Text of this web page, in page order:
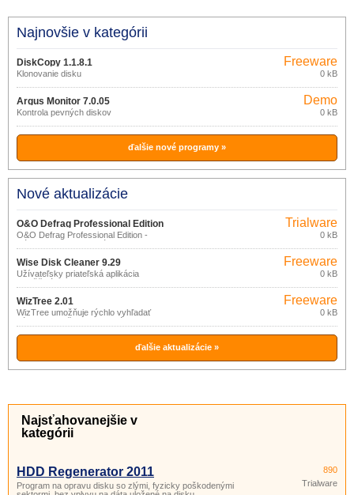
Najnovšie v kategórii
DiskCopy 1.1.8.1
Klonovanie disku
Freeware
0 kB
Argus Monitor 7.0.05
Kontrola pevných diskov
Demo
0 kB
ďalšie nové programy »
Nové aktualizácie
O&O Defrag Professional Edition
23.0.3080
O&O Defrag Professional Edition -
Nástroj na defragmentáciu desktopov
pre Windows! O&O Defrag Professional
Edition pre pracovné stanice s Windows,
vám umožní dosiahnutie a udržanie
najvyššieho stupňa výkonu vášho
systému.
Trialware
0 kB
Wise Disk Cleaner 9.29
Užívateľsky priateľská aplikácia
umožňujúca na disku vyhľadať a
odstrániť rôzne dočasné a nepotrebné
súbory zaberajúce miesto a spomaľujúce
chod vášho počítača.
Freeware
0 kB
WizTree 2.01
WizTree umožňuje rýchlo vyhľadať
súbory a priečinky zaberajúce najviac
miesta na disku.
Freeware
0 kB
ďalšie aktualizácie »
Najsťahovanejšie v
kategórii
HDD Regenerator 2011
Program na opravu disku so zlými, fyzicky poškodenými
890
Trialware